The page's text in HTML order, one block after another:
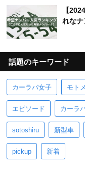
【
れな
話題のキーワード
カーラバ女子 モト
エピソード カーラ
sotoshiru 新型車
pickup 新着